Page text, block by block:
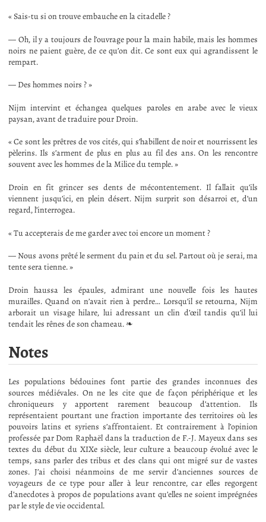
« Sais-tu si on trouve embauche en la citadelle ?
— Oh, il y a toujours de l’ouvrage pour la main habile, mais les hommes
noirs ne paient guère, de ce qu’on dit. Ce sont eux qui agrandissent le
rempart.
— Des hommes noirs ? »
Nijm intervint et échangea quelques paroles en arabe avec le vieux
paysan, avant de traduire pour Droin.
« Ce sont les prêtres de vos cités, qui s’habillent de noir et nourrissent les
pèlerins. Ils s’arment de plus en plus au fil des ans. On les rencontre
souvent avec les hommes de la Milice du temple. »
Droin en fit grincer ses dents de mécontentement. Il fallait qu’ils
viennent jusqu’ici, en plein désert. Nijm surprit son désarroi et, d’un
regard, l’interrogea.
« Tu accepterais de me garder avec toi encore un moment ?
— Nous avons prêté le serment du pain et du sel. Partout où je serai, ma
tente sera tienne. »
Droin haussa les épaules, admirant une nouvelle fois les hautes
murailles. Quand on n’avait rien à perdre… Lorsqu’il se retourna, Nijm
arborait un visage hilare, lui adressant un clin d’œil tandis qu’il lui
tendait les rênes de son chameau. ❧
Notes
Les populations bédouines font partie des grandes inconnues des
sources médiévales. On ne les cite que de façon périphérique et les
chroniqueurs y apportent rarement beaucoup d’attention. Ils
représentaient pourtant une fraction importante des territoires où les
pouvoirs latins et syriens s’affrontaient. Et contrairement à l’opinion
professée par Dom Raphaël dans la traduction de F.-J. Mayeux dans ses
textes du début du XIXe siècle, leur culture a beaucoup évolué avec le
temps, sans parler des tribus et des clans qui ont migré sur de vastes
zones. J’ai choisi néanmoins de me servir d’anciennes sources de
voyageurs de ce type pour aller à leur rencontre, car elles regorgent
d’anecdotes à propos de populations avant qu’elles ne soient imprégnées
par le style de vie occidental.